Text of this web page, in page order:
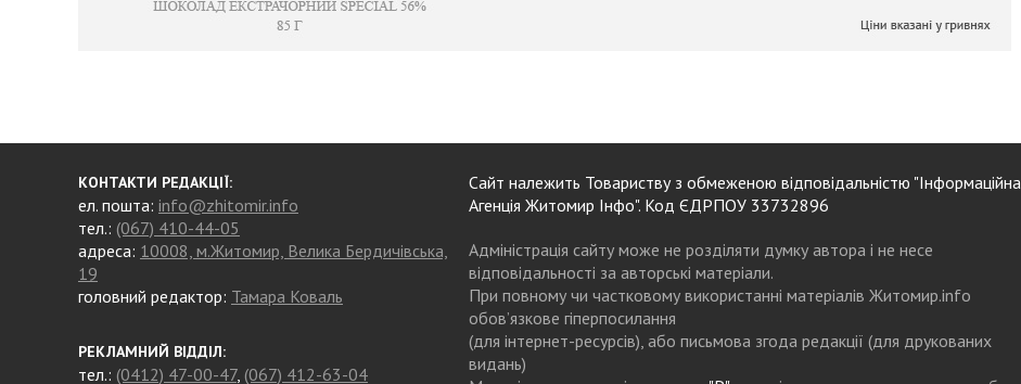
КОНТАКТИ РЕДАКЦІЇ:
ел. пошта: info@zhitomir.info
тел.: (067) 410-44-05
адреса: 10008, м.Житомир, Велика Бердичівська,
19
головний редактор: Тамара Коваль
РЕКЛАМНИЙ ВІДДІЛ:
тел.: (0412) 47-00-47, (067) 412-63-04
Сайт належить Товариству з обмеженою відповідальністю "Інформаційна
Агенція Житомир Інфо". Код ЄДРПОУ 33732896
Адміністрація сайту може не розділяти думку автора і не несе
відповідальності за авторські матеріали.
При повному чи частковому використанні матеріалів Житомир.info
обов’язкове гіперпосилання
(для інтернет-ресурсів), або письмова згода редакції (для друкованих
видань)